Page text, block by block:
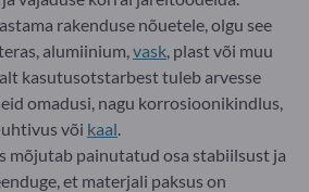
rakenduse nõuetele, olgu see
alumiinium,vask, plast või muu
kasutusotstarbest tuleb arvesse
omadusi, nagu korrosioonikindlus,
või kaal.
mõjutab painutatud osa stabiilsust ja
et materjali paksus on